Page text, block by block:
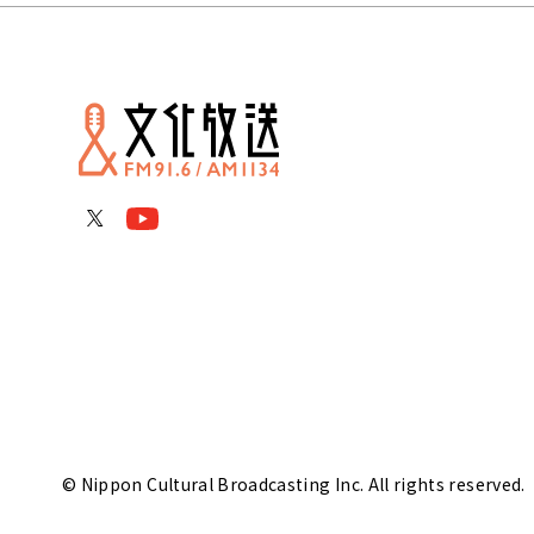
© Nippon Cultural Broadcasting Inc. All rights reserved.